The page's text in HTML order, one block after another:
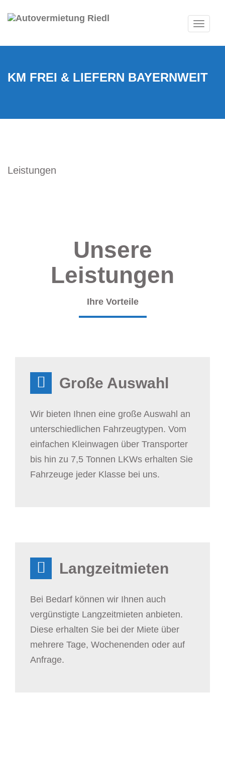
Toggle
KM FREI & LIEFERN BAYERNWEIT
Leistungen
Unsere
Leistungen
Ihre Vorteile
Große Auswahl
Wir bieten Ihnen eine große Auswahl an
unterschiedlichen Fahrzeugtypen. Vom
einfachen Kleinwagen über Transporter
bis hin zu 7,5 Tonnen LKWs erhalten Sie
Fahrzeuge jeder Klasse bei uns.
Langzeitmieten
Bei Bedarf können wir Ihnen auch
vergünstigte Langzeitmieten anbieten.
Diese erhalten Sie bei der Miete über
mehrere Tage, Wochenenden oder auf
Anfrage.